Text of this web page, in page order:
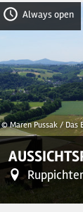
Always open
© Maren Pussak / Das